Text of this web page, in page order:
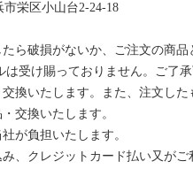
市栄区小山台2-24-18
ら破損がないか、ご注文の商
は受け賜っておりません。ご了
換いたします。また、注文し
交換いたします。
が負担いたします。
、クレジットカード払い又がご